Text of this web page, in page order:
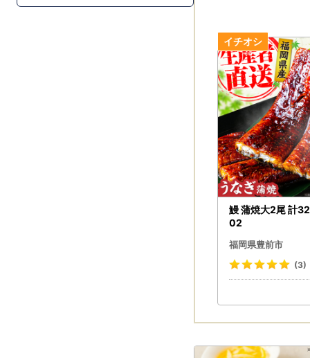
豊前市は令和7年9
5年法律第226号）
した。
指定対象期間は、
鰻 蒲焼大2尾 計
02
福岡県豊前市
(3)